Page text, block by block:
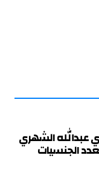
عبدالله الشهري
الجنسيات